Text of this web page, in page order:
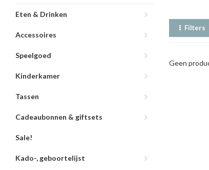
Eten & Drinken
Accessoires
Speelgoed
Kinderkamer
Tassen
Cadeaubonnen & giftsets
Sale!
Kado-, geboortelijst
Filters
Geen